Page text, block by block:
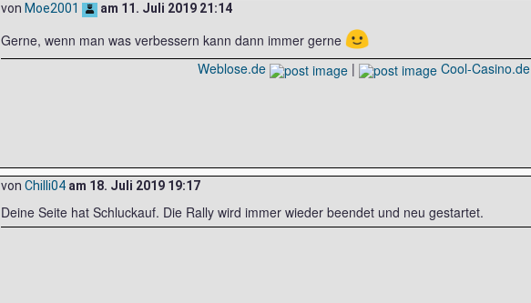
von Moe2001 am 11. Juli 2019 21:14
Gerne, wenn man was verbessern kann dann immer gerne 🙂
Weblose.de | Cool-Casino.de
von Chilli04am 18. Juli 2019 19:17
Deine Seite hat Schluckauf. Die Rally wird immer wieder beendet und neu gestartet.